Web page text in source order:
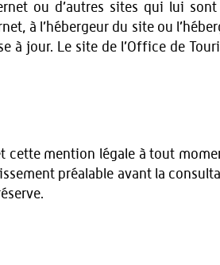
ou d’autres sites qui lui sont
à l’hébergeur du site ou
à jour. Le site de l’Office de
cette mention légale à tout
préalable avant la